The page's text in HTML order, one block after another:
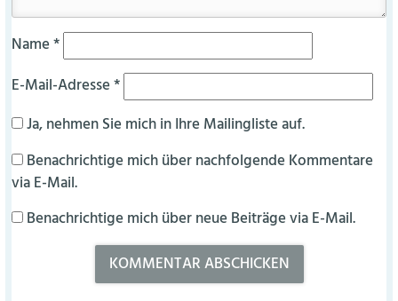
Name*
E-Mail-Adresse*
Ja, nehmen Sie mich in Ihre Mailingliste auf.
Benachrichtige mich über nachfolgende Kommentare
via E-Mail.
Benachrichtige mich über neue Beiträge via E-Mail.